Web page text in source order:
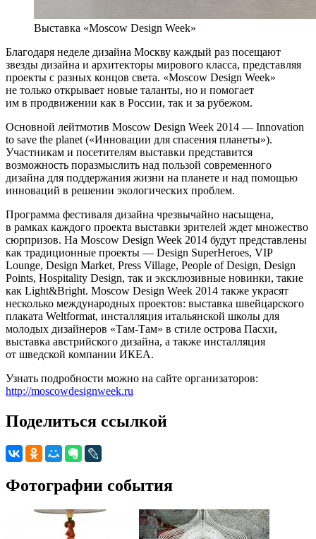
Выставка «Moscow Design Week»
Благодаря неделе дизайна Москву каждый раз посещают
звезды дизайна и архитекторы мирового класса, представляя
проекты с разных концов света. «Moscow Design Week»
не только открывает новые таланты, но и помогает
им в продвижении как в России, так и за рубежом.
Основной лейтмотив Moscow Design Week 2014 — Innovation
to save the planet («Инновации для спасения планеты»).
Участникам и посетителям выставки представится
возможность поразмыслить над пользой современного
дизайна для поддержания жизни на планете и над помощью
инноваций в решении экологических проблем.
Программа фестиваля дизайна чрезвычайно насыщена,
в рамках каждого проекта выставки зрителей ждет множество
сюрпризов. На Moscow Design Week 2014 будут представлены
как традиционные проекты — Design SuperHeroes, VIP
Lounge, Design Market, Press Village, People of Design, Design
Points, Hospitality Design, так и эксклюзивные новинки, такие
как Light&Bright. Moscow Design Week 2014 также украсят
несколько международных проектов: выставка швейцарского
плаката Weltformat, инсталляция итальянской школы для
молодых дизайнеров «Там-Там» в стиле острова Пасхи,
выставка австрийского дизайна, а также инсталляция
от шведской компании ИКЕА.
Узнать подробности можно на сайте организаторов:
http://moscowdesignweek.ru
Поделиться ссылкой
Фотографии события